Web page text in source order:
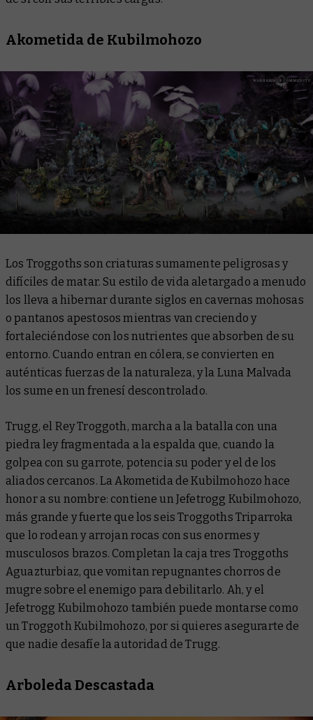
Akometida de Kubilmohozo
Los Troggoths son criaturas sumamente peligrosas y
difíciles de matar. Su estilo de vida aletargado a menudo
los lleva a hibernar durante siglos en cavernas mohosas
o pantanos apestosos mientras van creciendo y
fortaleciéndose con los nutrientes que absorben de su
entorno. Cuando entran en cólera, se convierten en
auténticas fuerzas de la naturaleza, y la Luna Malvada
los sume en un frenesí descontrolado.
Trugg, el Rey Troggoth, marcha a la batalla con una
piedra ley fragmentada a la espalda que, cuando la
golpea con su garrote, potencia su poder y el de los
aliados cercanos. La Akometida de Kubilmohozo hace
honor a su nombre: contiene un Jefetrogg Kubilmohozo,
más grande y fuerte que los seis Troggoths Triparroka
que lo rodean y arrojan rocas con sus enormes y
musculosos brazos. Completan la caja tres Troggoths
Aguazturbiaz, que vomitan repugnantes chorros de
mugre sobre el enemigo para debilitarlo. Ah, y el
Jefetrogg Kubilmohozo también puede montarse como
un Troggoth Kubilmohozo, por si quieres asegurarte de
que nadie desafíe la autoridad de Trugg.
Arboleda Descastada